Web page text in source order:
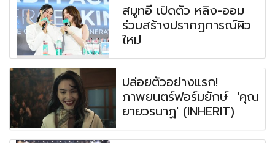
สมูทอี เปิดตัว หลิง-ออม
ร่วมสร้างปรากฎการณ์ผิว
ใหม่
ปล่อยตัวอย่างแรก!
ภาพยนตร์ฟอร์มยักษ์ 'คุณ
ยายวรนาฏ' (INHERIT)